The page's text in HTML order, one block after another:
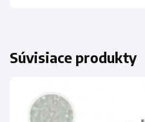
Súvisiace produkty